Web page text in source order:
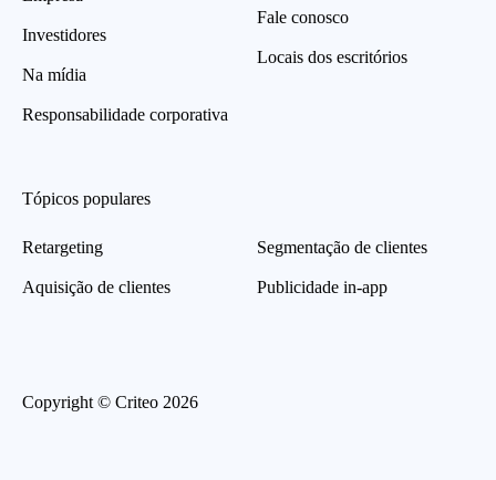
Investidores
Na mídia
Responsabilidade corporativa
Fale conosco
Locais dos escritórios
Tópicos populares
Retargeting
Aquisição de clientes
Segmentação de clientes
Publicidade in-app
Copyright © Criteo 2026